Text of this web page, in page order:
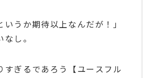
いうか期待以上なんだが！」
し。
すぎるであろう【ユースフル